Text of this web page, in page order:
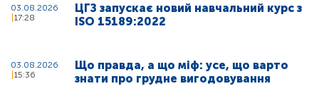
03.08.2026
17:28
ЦГЗ запускає новий навчальний курс з
ISO 15189:2022
03.08.2026
15:36
Що правда, а що міф: усе, що варто
знати про грудне вигодовування